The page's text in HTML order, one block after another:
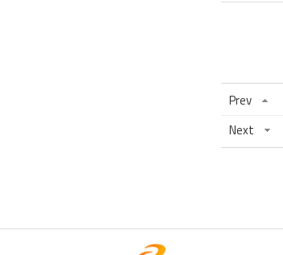
Prev
Next